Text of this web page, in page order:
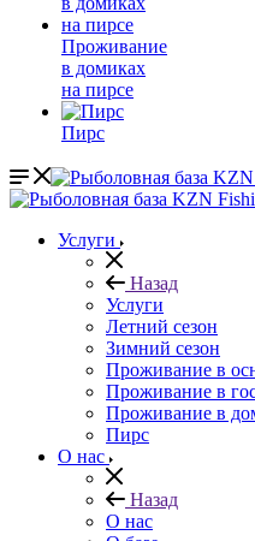
Проживание
в домиках
на пирсе
Пирс
Услуги
Назад
Услуги
Летний сезон
Зимний сезон
Проживание в
Проживание в
Проживание в
Пирс
О нас
Назад
О нас